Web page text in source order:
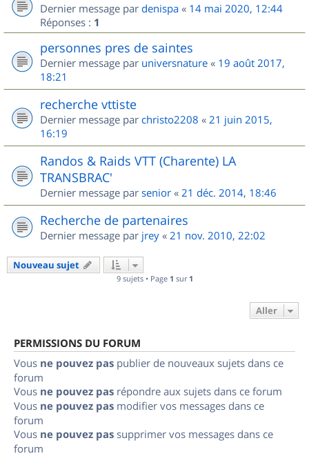
Dernier message par denispa « 14 mai 2020, 12:44
Réponses : 1
personnes pres de saintes
Dernier message par universnature « 19 août 2017,
18:21
recherche vttiste
Dernier message par christo2208 « 21 juin 2015,
16:19
Randos & Raids VTT (Charente) LA
TRANSBRAC'
Dernier message par senior « 21 déc. 2014, 18:46
Recherche de partenaires
Dernier message par jrey « 21 nov. 2010, 22:02
Nouveau sujet
9 sujets • Page 1 sur 1
Aller
PERMISSIONS DU FORUM
Vous ne pouvez pas publier de nouveaux sujets dans ce
forum
Vous ne pouvez pas répondre aux sujets dans ce forum
Vous ne pouvez pas modifier vos messages dans ce
forum
Vous ne pouvez pas supprimer vos messages dans ce
forum